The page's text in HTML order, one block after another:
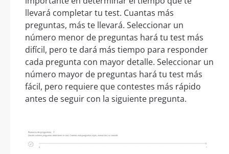
llevará completar tu test. Cuantas más
preguntas, más te llevará. Seleccionar un
número menor de preguntas hará tu test más
difícil, pero te dará más tiempo para responder
cada pregunta con mayor detalle. Seleccionar un
número mayor de preguntas hará tu test más
fácil, pero requiere que contestes más rápido
antes de seguir con la siguiente pregunta.